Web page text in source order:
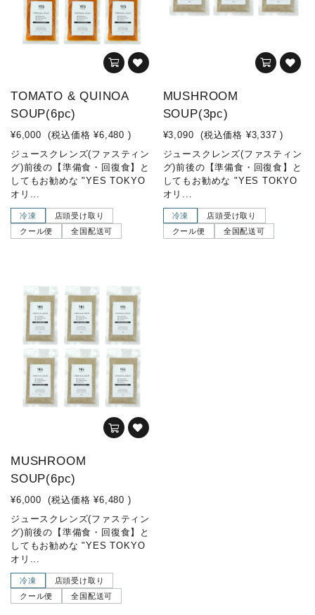
TOMATO & QUINOA
SOUP(6pc)
¥6,000 (税込価格 ¥6,480 )
ジュースクレンズ(ファスティン
グ)前後の【準備食・回復食】と
してもお勧めな "YES TOKYO
オリ...
冷凍
店頭受け取り
クール便
全国配送可
MUSHROOM
SOUP(3pc)
¥3,090 (税込価格 ¥3,337 )
ジュースクレンズ(ファスティン
グ)前後の【準備食・回復食】と
してもお勧めな "YES TOKYO
オリ...
冷凍
店頭受け取り
クール便
全国配送可
MUSHROOM
SOUP(6pc)
¥6,000 (税込価格 ¥6,480 )
ジュースクレンズ(ファスティン
グ)前後の【準備食・回復食】と
してもお勧めな "YES TOKYO
オリ...
冷凍
店頭受け取り
クール便
全国配送可